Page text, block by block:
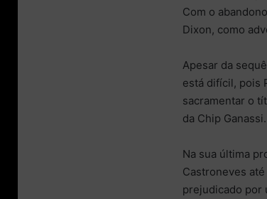
Com o
Dixon, como
Apesar da
está difícil, pois
sacramentar o
da Chip Ganassi.
Na sua última
Castroneves
prejudicado por